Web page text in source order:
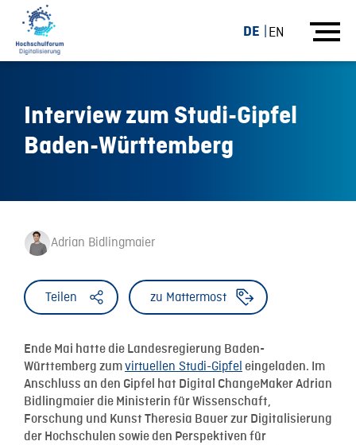
DE EN
Interview zum Studi-Gipfel
Baden-Württemberg
Adrian Bidlingmaier
Teilen zu Mattermost
Ende Mai hatte die Landesregierung Baden-
Württemberg zumvirtuellen Studi-Gipfel eingeladen. Im
Anschluss an den Gipfel hat Digital ChangeMaker Adrian
Bidlingmaier die Ministerin für Wissenschaft,
Forschung und Kunst Theresia Bauer zur Digitalisierung
der Hochschulen sowie den Perspektiven für